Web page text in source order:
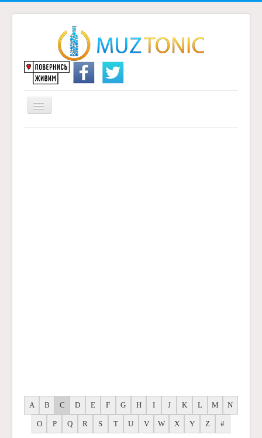
Перемикач
навігації
A B C D E F G H I J K L M N
O P Q R S T U V W X Y Z #